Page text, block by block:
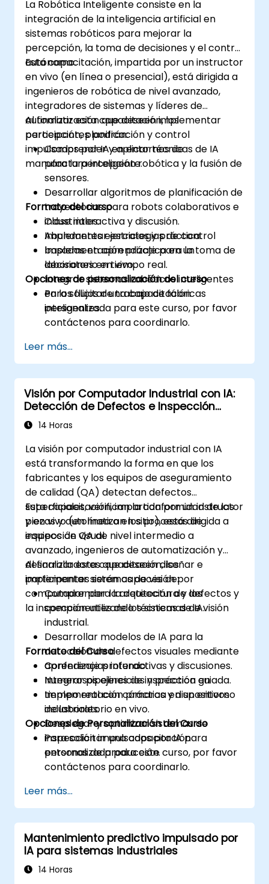
La Robótica Inteligente consiste en la
integración de la inteligencia artificial en
sistemas robóticos para mejorar la
percepción, la toma de decisiones y el control
autónomo.
Esta capacitación, impartida por un instructor
en vivo (en línea o presencial), está dirigida a
ingenieros de robótica de nivel avanzado,
integradores de sistemas y líderes de
automatización que deseen implementar
percepción, planificación y control
impulsados por IA en entornos de
manufactura inteligente.
Al finalizar esta capacitación, los
participantes podrán:
Comprender y aplicar técnicas de IA
para la percepción robótica y la fusión de
sensores.
Desarrollar algoritmos de planificación de
trayectorias para robots colaborativos e
industriales.
Implementar estrategias de control
basadas en aprendizaje para la toma de
decisiones en tiempo real.
Integrar sistemas robóticos inteligentes
en los flujos de trabajo de fábricas
inteligentes.
Formato del curso
Clase interactiva y discusión.
Abundantes ejercicios y práctica.
Implementación práctica en un
laboratorio en vivo.
Opciones de personalización del curso
Para solicitar una capacitación
personalizada para este curso, por favor
contáctenos para coordinarlo.
Leer más...
Visión por Computador Industrial con IA:
Detección de Defectos e Inspección
Visual14 Horas
La visión por computador industrial con IA
está transformando la forma en que los
fabricantes y los equipos de aseguramiento
de calidad (QA) detectan defectos
superficiales, verifican la conformidad de las
piezas y automatizan los procesos de
inspección visual.
Esta capacitación, impartida por un instructor
y en vivo (en línea o en sitio), está dirigida a
equipos de QA de nivel intermedio a
avanzado, ingenieros de automatización y
desarrolladores que deseen diseñar e
implementar sistemas de visión por
computador para la detección de defectos y
la inspección utilizando técnicas de IA.
Al finalizar esta capacitación, los
participantes serán capaces de:
Comprender la arquitectura y los
componentes de los sistemas de visión
industrial.
Desarrollar modelos de IA para la
detección de defectos visuales mediante
aprendizaje profundo.
Integrar pipelines de inspección en
tiempo real con cámaras y dispositivos
industriales.
Desplegar y optimizar sistemas de
inspección impulsados por IA para
entornos de producción.
Formato del Curso
Conferencias interactivas y discusiones.
Numerosos ejercicios y práctica guiada.
Implementación práctica en un entorno
de laboratorio en vivo.
Opciones de Personalización del Curso
Para solicitar una capacitación
personalizada para este curso, por favor
contáctenos para coordinarlo.
Leer más...
Mantenimiento predictivo impulsado por
IA para sistemas industriales
14 Horas